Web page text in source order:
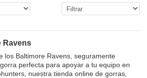
Ravens
los Baltimore Ravens, seguramente
perfecta para apoyar a tu equipo en
nuestra tienda online de gorras,